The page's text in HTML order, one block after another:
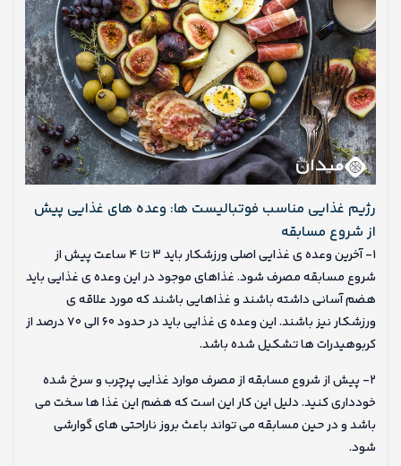
رژیم غذایی مناسب فوتبالیست ها: وعده های غذایی پیش
از شروع مسابقه
۱- آخرین وعده ی غذایی اصلی ورزشکار باید ۳ تا ۴ ساعت پیش از
شروع مسابقه مصرف شود. غذاهای موجود در این وعده ی غذایی باید
هضم آسانی داشته باشند و غذاهایی باشند که مورد علاقه ی
ورزشکار نیز باشند. این وعده ی غذایی باید در حدود ۶۰ الی ۷۰ درصد از
کربوهیدرات ها تشکیل شده باشد.
۲- پیش از شروع مسابقه از مصرف موارد غذایی پرچرب و سرخ شده
خودداری کنید. دلیل این کار این است که هضم این غذا ها سخت می
باشد و در حین مسابقه می تواند باعث بروز ناراحتی های گوارشی
شود.